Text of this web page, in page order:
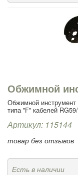
Обжимной
Обжимной
типа "F" кабелей
Артикул: 115144
товар без отзывов
Есть в наличии